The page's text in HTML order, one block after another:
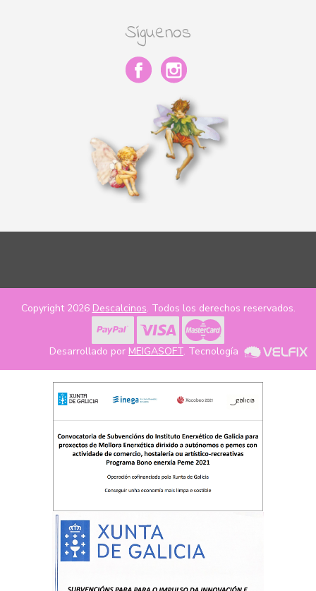
Síguenos
Copyright 2026 Descalcinos. Todos los derechos reservados.
Desarrollado por MEIGASOFT. Tecnología